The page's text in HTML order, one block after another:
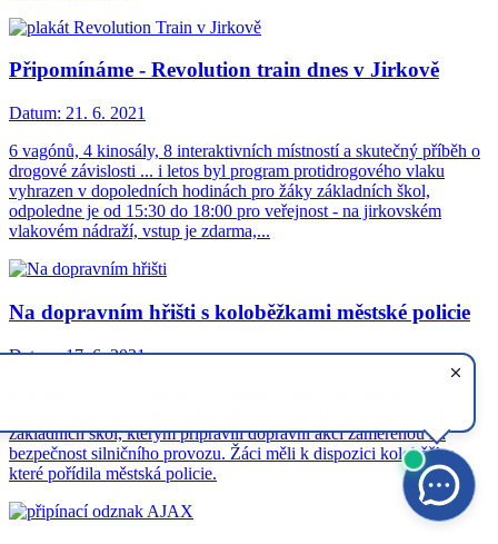
Připomínáme - Revolution train dnes v Jirkově
Datum: 21. 6. 2021
6 vagónů, 4 kinosály, 8 interaktivních místností a skutečný příběh o
drogové závislosti ... i letos byl program protidrogového vlaku
vyhrazen v dopoledních hodinách pro žáky základních škol,
odpoledne je od 15:30 do 18:00 pro veřejnost - na jirkovském
vlakovém nádraží, vstup je zdarma,...
Na dopravním hřišti s koloběžkami městské policie
Datum: 17. 6. 2021
základních škol, kterým připravili dopravní akci zaměřenou na
bezpečnost silničního provozu. Žáci měli k dispozici koloběžky,
které pořídila městská policie.